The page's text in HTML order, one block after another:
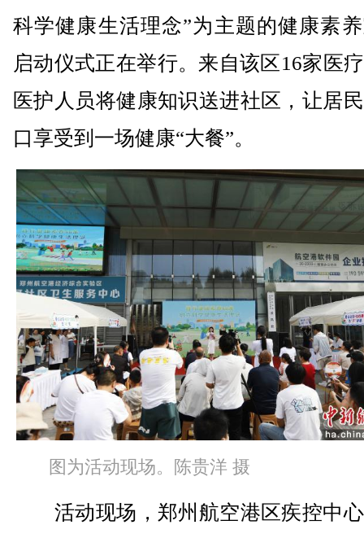
科学健康生活理念”为主题的健康素
启动仪式正在举行。来自该区16家医
医护人员将健康知识送进社区，让居
口享受到一场健康“大餐”。
图为活动现场。陈贵洋 摄
活动现场，郑州航空港区疾控中